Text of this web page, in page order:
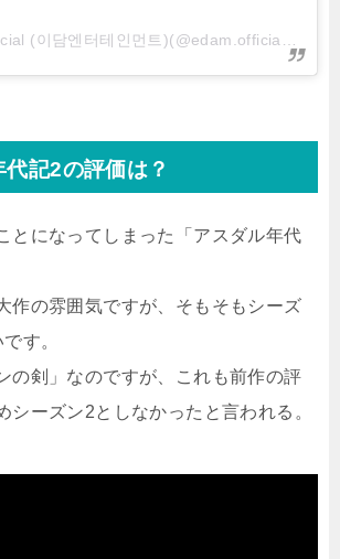
代記2の評価は？
とになってしまった「アスダル年代
作の雰囲気ですが、そもそもシーズ
す。
の剣」なのですが、これも前作の評
シーズン2としなかったと言われる。